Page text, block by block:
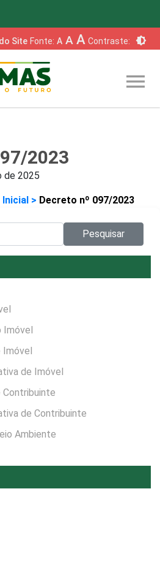
Site Fonte: A A A Contraste: brightness_6
menu
2023
de 2025
Inicial > Decreto nº 097/2023
Pesquisar
Imóvel
Imóvel
de Imóvel
de Contribuinte
Ambiente